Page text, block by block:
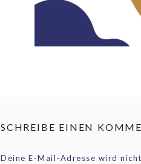
SCHREIBE EINEN
Deine E-Mail-Adresse wird